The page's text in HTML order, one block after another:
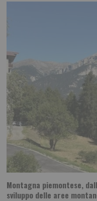
Montagna piemontese,
sviluppo delle aree